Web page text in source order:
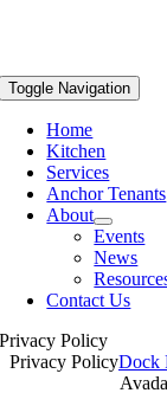
Toggle Navigation
Home
Kitchen
Services
Anchor Tenants
About
Events
News
Contact Us
Privacy Policy
Privacy PolicyDock